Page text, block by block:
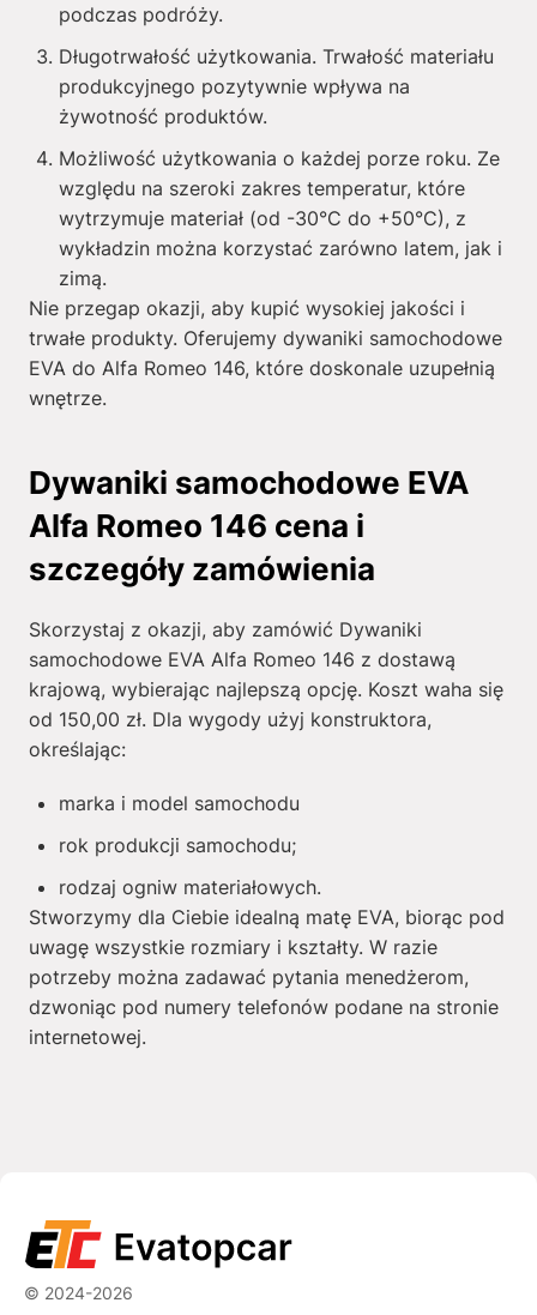
podczas podróży.
Długotrwałość użytkowania. Trwałość materiału
produkcyjnego pozytywnie wpływa na
żywotność produktów.
Możliwość użytkowania o każdej porze roku. Ze
względu na szeroki zakres temperatur, które
wytrzymuje materiał (od -30°C do +50°C), z
wykładzin można korzystać zarówno latem, jak i
zimą.
Nie przegap okazji, aby kupić wysokiej jakości i
trwałe produkty. Oferujemy dywaniki samochodowe
EVA do Alfa Romeo 146, które doskonale uzupełnią
wnętrze.
Dywaniki samochodowe EVA
Alfa Romeo 146 cena i
szczegóły zamówienia
Skorzystaj z okazji, aby zamówić Dywaniki
samochodowe EVA Alfa Romeo 146 z dostawą
krajową, wybierając najlepszą opcję. Koszt waha się
od 150,00 zł. Dla wygody użyj konstruktora,
określając:
marka i model samochodu
rok produkcji samochodu;
rodzaj ogniw materiałowych.
Stworzymy dla Ciebie idealną matę EVA, biorąc pod
uwagę wszystkie rozmiary i kształty. W razie
potrzeby można zadawać pytania menedżerom,
dzwoniąc pod numery telefonów podane na stronie
internetowej.
© 2024-2026